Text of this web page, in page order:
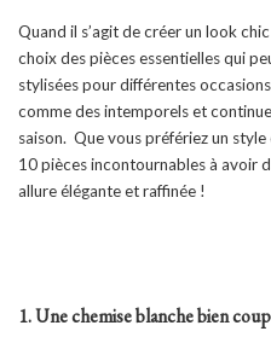
Quand il s’agit de créer un look
choix des pièces essentielles qui
stylisées pour différentes
comme des intemporels et
saison. Que vous préfériez un
10 pièces incontournables à avoir
allure élégante et raffinée !
1. Une chemise blanche bien